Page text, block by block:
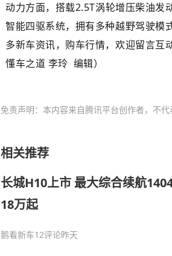
动力方面，搭载2.5T涡轮增压柴油发
智能四驱系统，拥有多种越野驾驶模
多新车资讯，购车行情，欢迎留言互
懂车之道 李玲 编辑）
免责声明：本内容来自腾讯平台创作者，不代
相关推荐
长城H10上市 最大综合续航
18万起
鹅看新车12评论昨天